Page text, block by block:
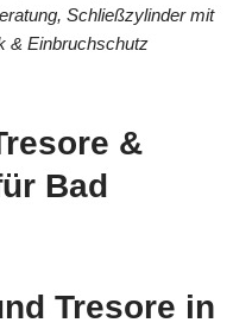
Schließzylinder mit
& Einbruchschutz
&
Bad
Tresore in